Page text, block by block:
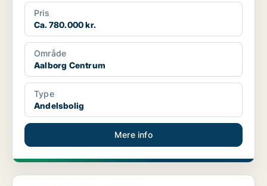
Pris
Ca. 780.000 kr.
Område
Aalborg Centrum
Type
Andelsbolig
Mere info
Andelsbolig i Aalborg